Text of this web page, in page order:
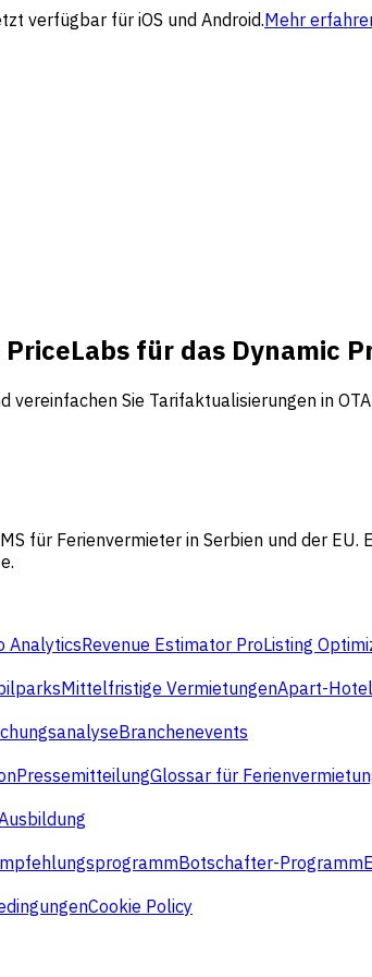
verfügbar für iOS und Android.Mehr
für das Dynamic
Sie Tarifaktualisierungen in OTA
für Ferienvermieter in Serbien und der
AnalyticsRevenue Estimator ProListing
Mittelfristige VermietungenApart-
Branchenevents
PressemitteilungGlossar für
Botschafter-Programm
Cookie Policy